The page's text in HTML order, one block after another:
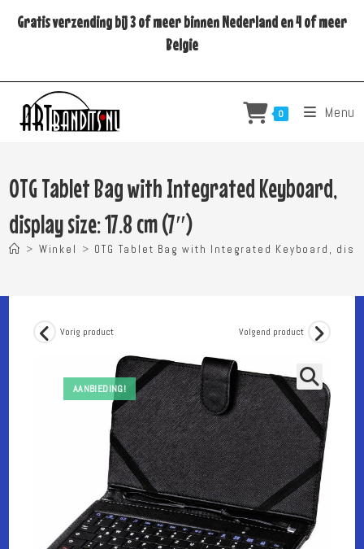
naarGratis verzending bij 3 of meer binnen Nederland en 4 of meer
Belgie
0 Menu
OTG Tablet Bag with Integrated Keyboard,
display size: 17.8 cm (7″)
> Winkel > OTG Tablet Bag with Integrated Keyboard,
AANBIEDING!
Vorig product Volgend product